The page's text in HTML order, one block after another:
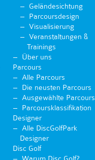
Geländesichtung
Parcoursdesign
Visualisierung
Veranstaltungen &
Trainings
Über uns
Parcours
Alle Parcours
Die neusten Parcours
Ausgewählte Parcours
Parcoursklassifikation
Designer
Alle DiscGolfPark
Designer
Disc Golf